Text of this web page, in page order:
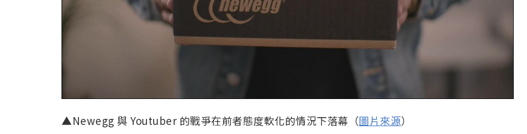
▲Newegg 與 Youtuber 的戰爭在前者態度軟化的情況下落幕（圖片來源）